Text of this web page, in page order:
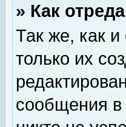
» Как
Так же, как и
только их
сообщения в